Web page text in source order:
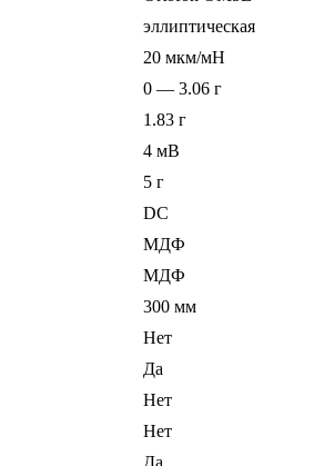
эллиптическая
20 мкм/мН
0 — 3.06 г
1.83 г
4 мВ
5 г
DC
МДФ
МДФ
300 мм
Нет
Да
Нет
Нет